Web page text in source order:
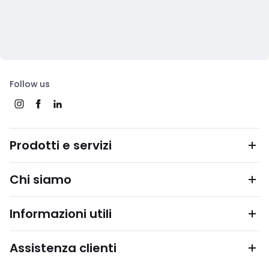
Follow us
Prodotti e servizi
Chi siamo
Informazioni utili
Assistenza clienti